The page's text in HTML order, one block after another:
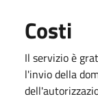
Costi
Il servizio è
l'invio della